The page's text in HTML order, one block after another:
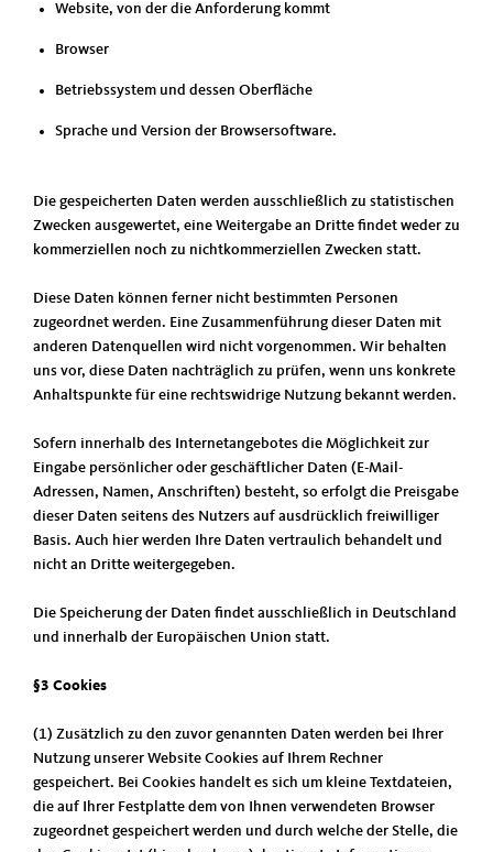
Website, von der die Anforderung kommt
Browser
Betriebssystem und dessen Oberfläche
Sprache und Version der Browsersoftware.
Die gespeicherten Daten werden ausschließlich zu statistischen
Zwecken ausgewertet, eine Weitergabe an Dritte findet weder zu
kommerziellen noch zu nichtkommerziellen Zwecken statt.
Diese Daten können ferner nicht bestimmten Personen
zugeordnet werden. Eine Zusammenführung dieser Daten mit
anderen Datenquellen wird nicht vorgenommen. Wir behalten
uns vor, diese Daten nachträglich zu prüfen, wenn uns konkrete
Anhaltspunkte für eine rechtswidrige Nutzung bekannt werden.
Sofern innerhalb des Internetangebotes die Möglichkeit zur
Eingabe persönlicher oder geschäftlicher Daten (E-Mail-
Adressen, Namen, Anschriften) besteht, so erfolgt die Preisgabe
dieser Daten seitens des Nutzers auf ausdrücklich freiwilliger
Basis. Auch hier werden Ihre Daten vertraulich behandelt und
nicht an Dritte weitergegeben.
Die Speicherung der Daten findet ausschließlich in Deutschland
und innerhalb der Europäischen Union statt.
§3 Cookies
(1) Zusätzlich zu den zuvor genannten Daten werden bei Ihrer
Nutzung unserer Website Cookies auf Ihrem Rechner
gespeichert. Bei Cookies handelt es sich um kleine Textdateien,
die auf Ihrer Festplatte dem von Ihnen verwendeten Browser
zugeordnet gespeichert werden und durch welche der Stelle, die